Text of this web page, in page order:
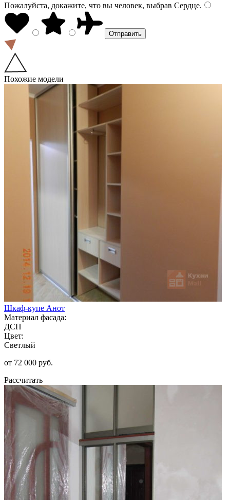
Пожалуйста, докажите, что вы человек, выбрав Сердце.
Похожие модели
Шкаф-купе Анот
Материал фасада:
ДСП
Цвет:
Светлый
от 72 000 руб.
Рассчитать